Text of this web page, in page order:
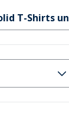
T-Shirts